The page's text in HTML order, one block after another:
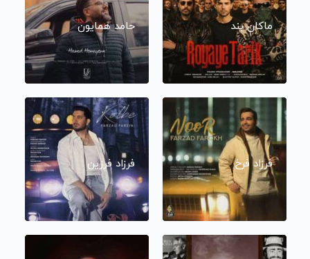
ماکان بند حامد همایون
فرزاد فرخ فرزاد فرزین